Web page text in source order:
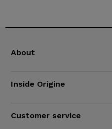
About
Inside Origine
Customer service